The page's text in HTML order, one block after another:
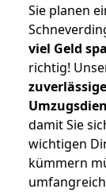
Sie planen
viel Geld
richtig!
zuverlässige
damit Sie
wichtigen
kümmern